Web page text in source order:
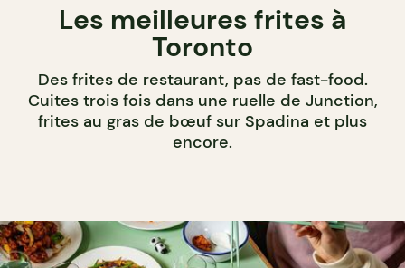
Les meilleures frites à
Toronto
Des frites de restaurant, pas de fast-food.
Cuites trois fois dans une ruelle de Junction,
frites au gras de bœuf sur Spadina et plus
encore.